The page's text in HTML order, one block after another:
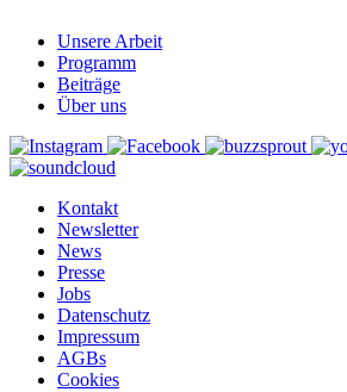
Unsere Arbeit
Programm
Beiträge
Über uns
Kontakt
Newsletter
News
Presse
Jobs
Datenschutz
Impressum
AGBs
Cookies